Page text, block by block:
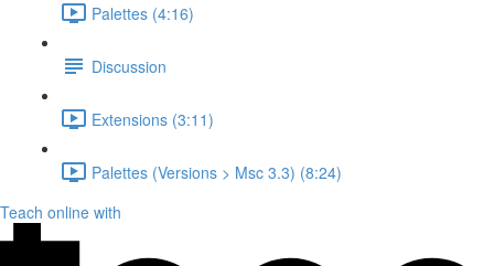
Palettes (4:16)
Discussion
Extensions (3:11)
Palettes (Versions > Msc 3.3) (8:24)
Teach online with